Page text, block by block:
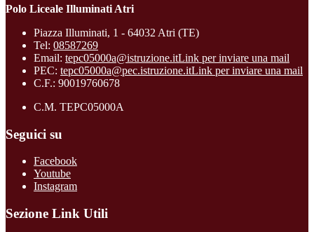
Polo Liceale Illuminati Atri
Piazza Illuminati, 1 - 64032 Atri (TE)
Tel: 08587269
Email: tepc05000a@istruzione.itLink per inviare una mail
PEC: tepc05000a@pec.istruzione.itLink per inviare una mail
C.F.: 90019760678
C.M. TEPC05000A
Seguici su
Facebook
Youtube
Instagram
Sezione Link Utili